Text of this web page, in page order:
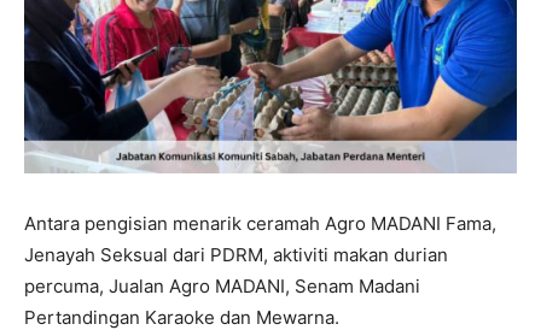
Antara pengisian menarik ceramah Agro MADANI Fama,
Jenayah Seksual dari PDRM, aktiviti makan durian
percuma, Jualan Agro MADANI, Senam Madani
Pertandingan Karaoke dan Mewarna.